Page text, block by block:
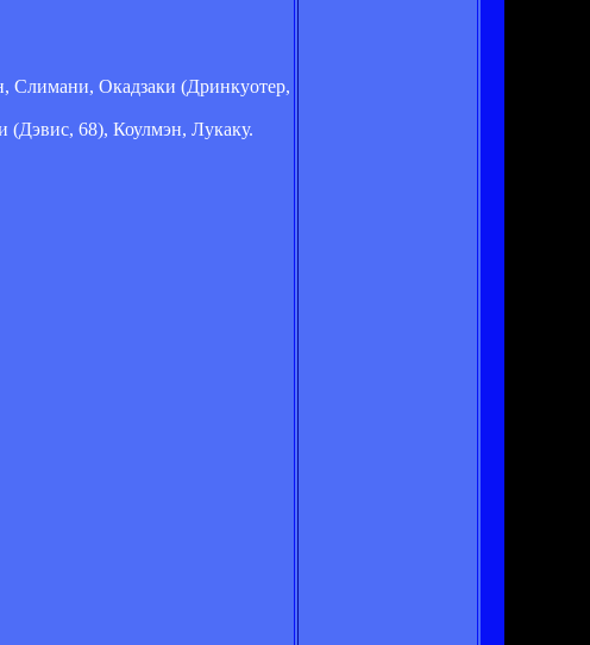
Слимани, Окадзаки (Дринкуотер,
(Дэвис, 68), Коулмэн, Лукаку.